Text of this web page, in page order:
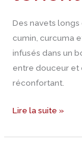
Des navets
cumin, curcuma
infusés dans un
entre douceur et
réconfortant.
Lire la suite »